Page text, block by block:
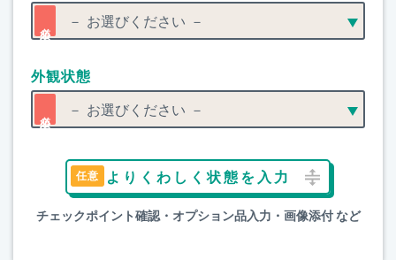
外観状態
よりくわしく状態を入力
チェックポイント確認・オプション品入力・画像添付 など